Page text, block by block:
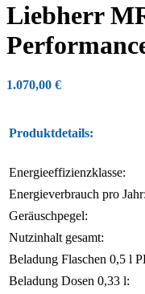
Liebherr
1.070,00 €
Produktdetails:
Energieeffizienzklasse:
Energieverbrauch pro Jahr:
Geräuschpegel:
Nutzinhalt gesamt:
Beladung Flaschen 0,5 l
Beladung Dosen 0,33 l: